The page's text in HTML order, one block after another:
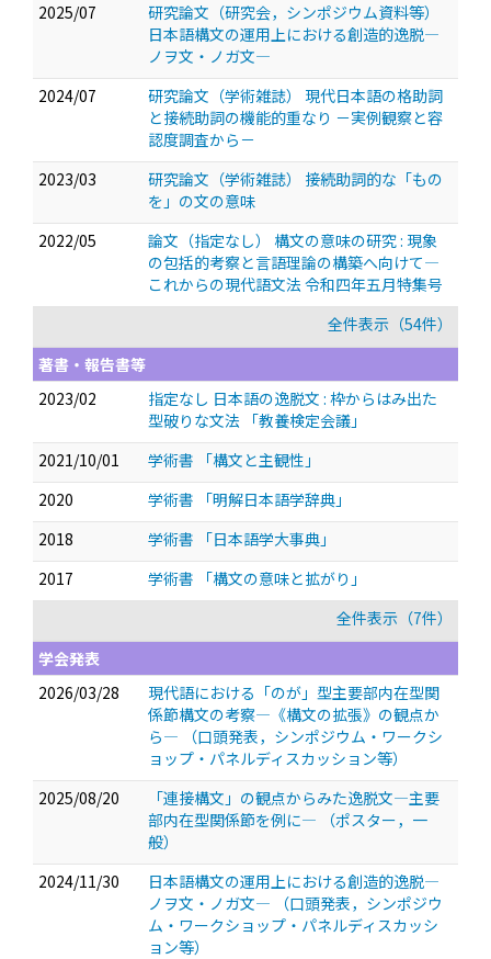
2025/07
研究論文（研究会，シンポジウム資料等）
日本語構文の運用上における創造的逸脱―
ノヲ文・ノガ文―
2024/07
研究論文（学術雑誌） 現代日本語の格助詞
と接続助詞の機能的重なり －実例観察と容
認度調査から－
2023/03
研究論文（学術雑誌） 接続助詞的な「もの
を」の文の意味
2022/05
論文（指定なし） 構文の意味の研究 : 現象
の包括的考察と言語理論の構築へ向けて—
これからの現代語文法 令和四年五月特集号
全件表示（54件）
著書・報告書等
2023/02
指定なし 日本語の逸脱文 : 枠からはみ出た
型破りな文法 「教養検定会議」
2021/10/01
学術書 「構文と主観性」
2020
学術書 「明解日本語学辞典」
2018
学術書 「日本語学大事典」
2017
学術書 「構文の意味と拡がり」
全件表示（7件）
学会発表
2026/03/28
現代語における「のが」型主要部内在型関
係節構文の考察―《構文の拡張》の観点か
ら―
（口頭発表，シンポジウム・ワークシ
ョップ・パネルディスカッション等）
2025/08/20
「連接構文」の観点からみた逸脱文―主要
部内在型関係節を例に―
（ポスター，一
般）
2024/11/30
日本語構文の運用上における創造的逸脱—
ノヲ文・ノガ文—
（口頭発表，シンポジウ
ム・ワークショップ・パネルディスカッシ
ョン等）